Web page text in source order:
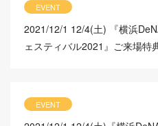
EVENT
2021/12/1 12/4(土) 『横浜
ェスティバル2021』ご来場特
EVENT